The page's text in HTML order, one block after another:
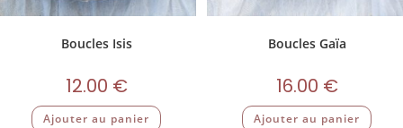
Boucles Isis
12.00 €
Ajouter au panier
Boucles Gaïa
16.00 €
Ajouter au panier